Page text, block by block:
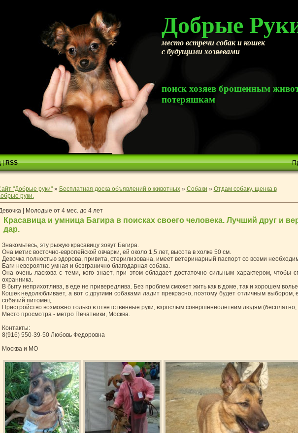
Добрые
место встречи собак и кошек
с будущими хозяевами
поиск хозяев брошенным
потеряшкам
|RSS
"Добрые руки"» Бесплатная доска объявлений о животных» Собаки » Отдам собаку, щенка в
руки.
| Молодые от 4 мес. до 4 лет
Красавица и умница Багира в поисках своего человека. Лучший друг и
дар.
Знакомьтесь, эту рыжую красавицу зовут Багира.
Она метис восточно-европейской овчарки, ей около 1,5 лет, высота в холке 50 см.
Девочка полностью здорова, привита, стерилизована, имеет ветеринарный паспорт со всеми
Баги невероятно умная и безгранично благодарная собака.
Она очень ласкова с теми, кого знает, при этом обладает достаточно сильным характером, чтобы
охранника.
В быту неприхотлива, в еде не привередлива. Без проблем сможет жить как в доме, так и хорошем
Кошек недолюбливает, а вот с другими собаками ладит прекрасно, поэтому будет отличным выбором,
собачий питомец.
Пристройство возможно только в ответственные руки, взрослым совершеннолетним людям (бесплатно,
Место просмотра - метро Печатники, Москва.
Контакты:
8(916) 550-39-50 Любовь Федоровна
Москва и МО